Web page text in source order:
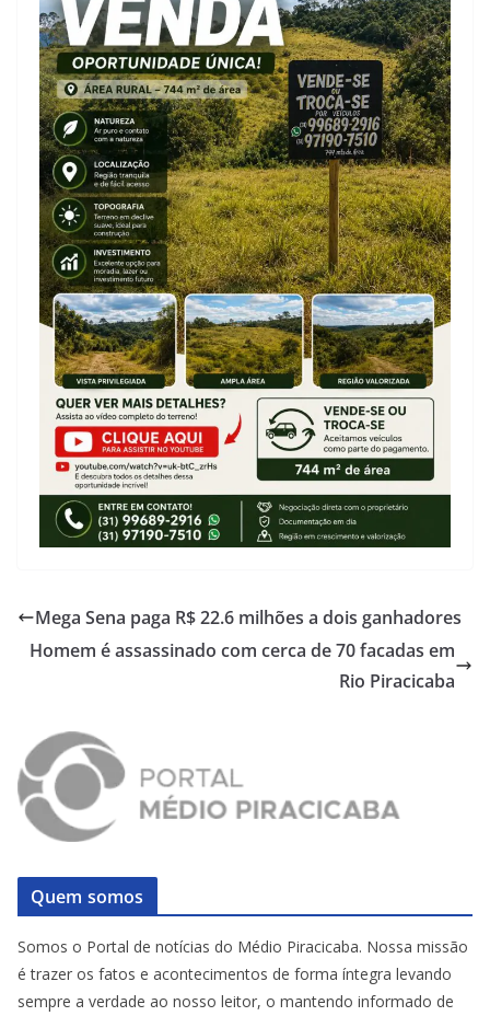
Mega Sena paga R$ 22.6 milhões a dois ganhadores
Homem é assassinado com cerca de 70 facadas em
Rio Piracicaba
Quem somos
Somos o Portal de notícias do Médio Piracicaba. Nossa missão
é trazer os fatos e acontecimentos de forma íntegra levando
sempre a verdade ao nosso leitor, o mantendo informado de